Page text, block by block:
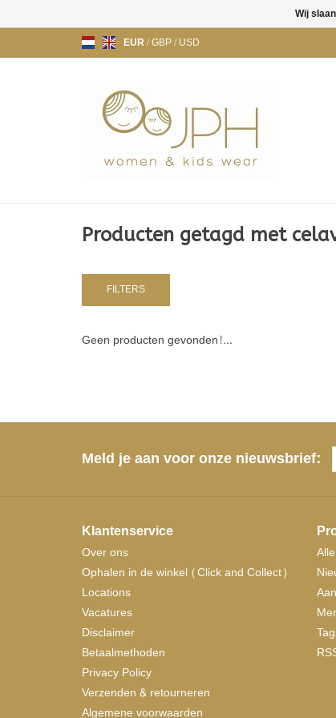
EUR/GBP/USD
Producten getagd met
FILTERS
Geen producten gevonden!...
Meld je aan voor onze nieuwsbrief:
Klantenservice
Over ons
Ophalen in de winkel (Click and Collect)
Locations
Vacatures
Disclaimer
Betaalmethoden
Privacy Policy
Verzenden & retourneren
Algemene voorwaarden
Wij